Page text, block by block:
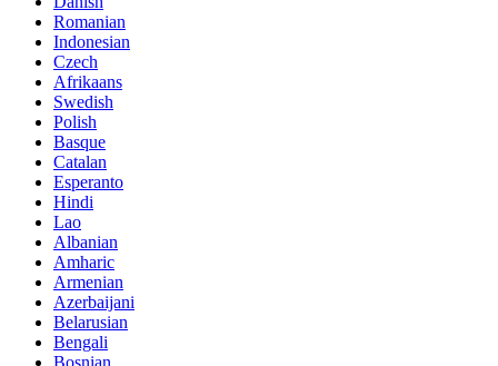
Romanian
Indonesian
Czech
Afrikaans
Swedish
Polish
Basque
Catalan
Esperanto
Hindi
Lao
Albanian
Amharic
Armenian
Azerbaijani
Belarusian
Bengali
Bosnian